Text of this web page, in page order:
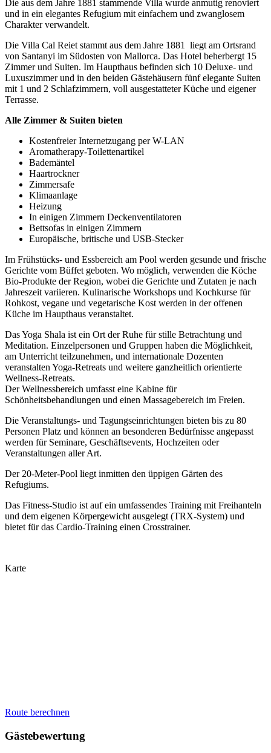
Die aus dem Jahre 1881 stammende Villa wurde anmutig renoviert
und in ein elegantes Refugium mit einfachem und zwanglosem
Charakter verwandelt.
Die Villa Cal Reiet stammt aus dem Jahre 1881 liegt am Ortsrand
von Santanyi im Südosten von Mallorca. Das Hotel beherbergt 15
Zimmer und Suiten. Im Haupthaus befinden sich 10 Deluxe- und
Luxuszimmer und in den beiden Gästehäusern fünf elegante Suiten
mit 1 und 2 Schlafzimmern, voll ausgestatteter Küche und eigener
Terrasse.
Alle Zimmer & Suiten bieten
Kostenfreier Internetzugang per W-LAN
Aromatherapy-Toilettenartikel
Bademäntel
Haartrockner
Zimmersafe
Klimaanlage
Heizung
In einigen Zimmern Deckenventilatoren
Bettsofas in einigen Zimmern
Europäische, britische und USB-Stecker
Im Frühstücks- und Essbereich am Pool werden gesunde und frische
Gerichte vom Büffet geboten. Wo möglich, verwenden die Köche
Bio-Produkte der Region, wobei die Gerichte und Zutaten je nach
Jahreszeit variieren. Kulinarische Workshops und Kochkurse für
Rohkost, vegane und vegetarische Kost werden in der offenen
Küche im Haupthaus veranstaltet.
Das Yoga Shala ist ein Ort der Ruhe für stille Betrachtung und
Meditation. Einzelpersonen und Gruppen haben die Möglichkeit,
am Unterricht teilzunehmen, und internationale Dozenten
veranstalten Yoga-Retreats und weitere ganzheitlich orientierte
Wellness-Retreats.
Der Wellnessbereich umfasst eine Kabine für
Schönheitsbehandlungen und einen Massagebereich im Freien.
Die Veranstaltungs- und Tagungseinrichtungen bieten bis zu 80
Personen Platz und können an besonderen Bedürfnisse angepasst
werden für Seminare, Geschäftsevents, Hochzeiten oder
Veranstaltungen aller Art.
Der 20-Meter-Pool liegt inmitten den üppigen Gärten des
Refugiums.
Das Fitness-Studio ist auf ein umfassendes Training mit Freihanteln
und dem eigenen Körpergewicht ausgelegt (TRX-System) und
bietet für das Cardio-Training einen Crosstrainer.
Karte
Route berechnen
Gästebewertung